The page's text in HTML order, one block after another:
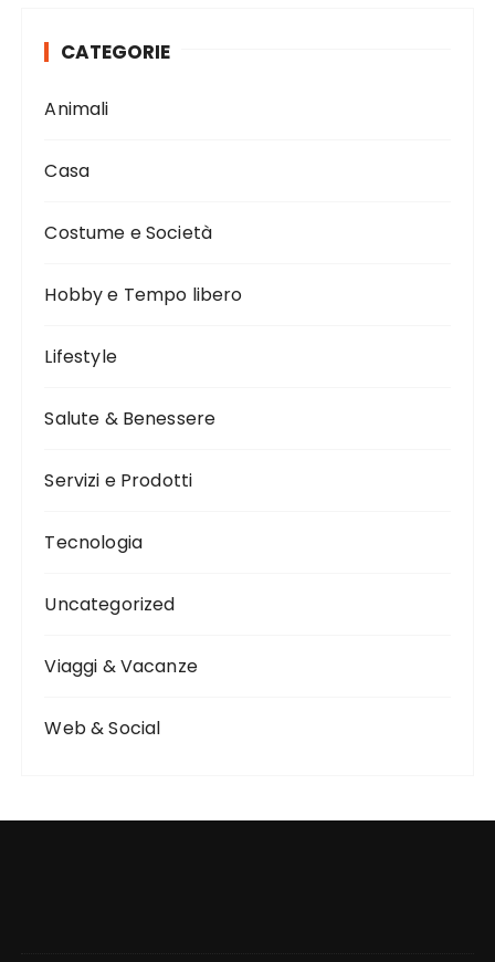
CATEGORIE
Animali
Casa
Costume e Società
Hobby e Tempo libero
Lifestyle
Salute & Benessere
Servizi e Prodotti
Tecnologia
Uncategorized
Viaggi & Vacanze
Web & Social